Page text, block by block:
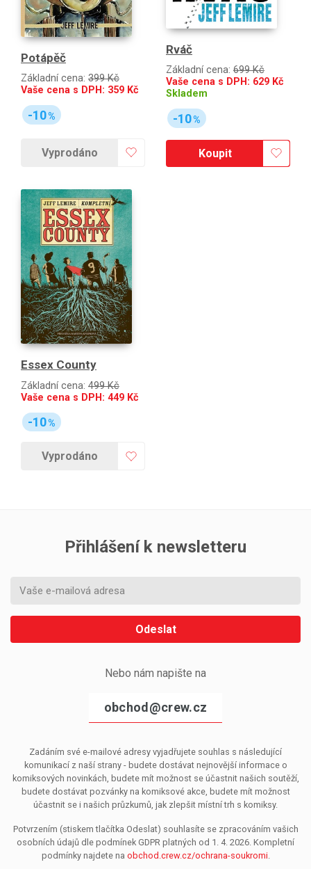
Potápěč
Základní cena: 399 Kč
Vaše cena s DPH: 359 Kč
-10%
Vyprodáno
Rváč
Základní cena: 699 Kč
Vaše cena s DPH: 629 Kč
Skladem
-10%
Koupit
Essex County
Základní cena: 499 Kč
Vaše cena s DPH: 449 Kč
-10%
Vyprodáno
Přihlášení k newsletteru
Odeslat
Nebo nám napište na
obchod@crew.cz
Zadáním své e-mailové adresy vyjadřujete souhlas s následující
komunikací z naší strany - budete dostávat nejnovější informace o
komiksových novinkách, budete mít možnost se účastnit našich soutěží,
budete dostávat pozvánky na komiksové akce, budete mít možnost
účastnit se i našich průzkumů, jak zlepšit místní trh s komiksy.
Potvrzením (stiskem tlačítka Odeslat) souhlasíte se zpracováním vašich
osobních údajů dle podmínek GDPR platných od 1. 4. 2026. Kompletní
podmínky najdete na obchod.crew.cz/ochrana-soukromi.